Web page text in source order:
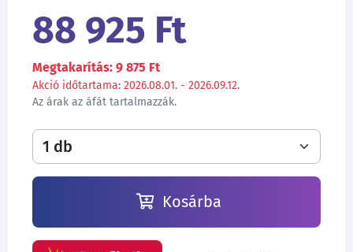
88 925 Ft
Megtakarítás: 9 875 Ft
Akció időtartama: 2026.08.01. - 2026.09.12.
Az árak az áfát tartalmazzák.
Kosárba